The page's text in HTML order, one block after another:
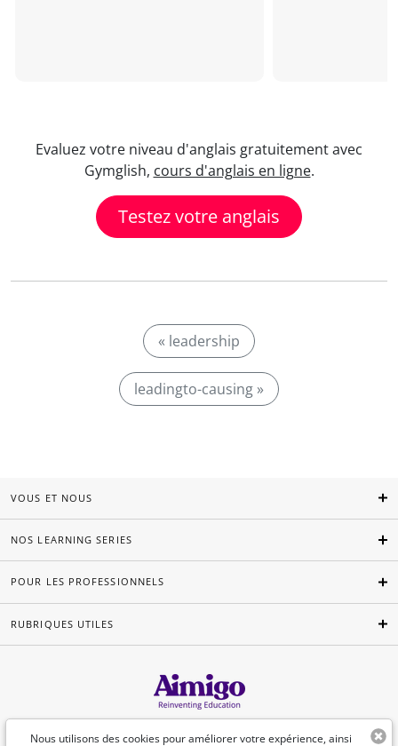
Evaluez votre niveau d'anglais gratuitement avec
Gymglish, cours d'anglais en ligne.
Testez votre anglais
« leadership
leadingto-causing »
Nous utilisons des cookies pour améliorer votre expérience, ainsi
VOUS ET NOUS
NOS LEARNING SERIES
POUR LES PROFESSIONNELS
RUBRIQUES UTILES
Français